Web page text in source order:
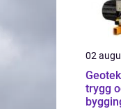
02
trygg